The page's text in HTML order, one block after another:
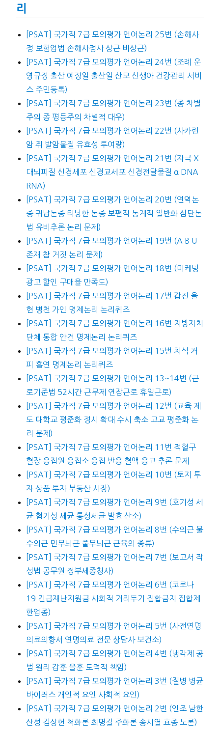
리
[PSAT] 국가직 7급 모의평가 언어논리 25번 (손해사
정 보험업법 손해사정사 상근 비상근)
[PSAT] 국가직 7급 모의평가 언어논리 24번 (조례 운
영규정 출산 예정일 출산일 산모 신생아 건강관리 서비
스 주민등록)
[PSAT] 국가직 7급 모의평가 언어논리 23번 (종 차별
주의 종 평등주의 차별적 대우)
[PSAT] 국가직 7급 모의평가 언어논리 22번 (사카린
암 쥐 발암물질 유효성 투여량)
[PSAT] 국가직 7급 모의평가 언어논리 21번 (자극 X
대뇌피질 신경세포 신경교세포 신경전달물질 α DNA
RNA)
[PSAT] 국가직 7급 모의평가 언어논리 20번 (연역논
증 귀납논증 타당한 논증 보편적 통계적 일반화 삼단논
법 유비추론 논리 문제)
[PSAT] 국가직 7급 모의평가 언어논리 19번 (A B U
존재 참 거짓 논리 문제)
[PSAT] 국가직 7급 모의평가 언어논리 18번 (마케팅
광고 할인 구매율 만족도)
[PSAT] 국가직 7급 모의평가 언어논리 17번 갑진 을
현 병천 가인 명제논리 논리퀴즈
[PSAT] 국가직 7급 모의평가 언어논리 16번 지방자치
단체 통합 안건 명제논리 논리퀴즈
[PSAT] 국가직 7급 모의평가 언어논리 15번 치석 커
피 흡연 명제논리 논리퀴즈
[PSAT] 국가직 7급 모의평가 언어논리 13~14번 (근
로기준법 52시간 근무제 연장근로 휴일근로)
[PSAT] 국가직 7급 모의평가 언어논리 12번 (교육 제
도 대학교 평준화 정시 확대 수시 축소 고교 평준화 논
리 문제)
[PSAT] 국가직 7급 모의평가 언어논리 11번 적혈구
혈장 응집원 응집소 응집 반응 혈액 응고 추론 문제
[PSAT] 국가직 7급 모의평가 언어논리 10번 (토지 투
자 상품 투자 부동산 시장)
[PSAT] 국가직 7급 모의평가 언어논리 9번 (호기성 세
균 혐기성 세균 통성세균 발효 산소)
[PSAT] 국가직 7급 모의평가 언어논리 8번 (수의근 불
수의근 민무늬근 줄무늬근 근육의 종류)
[PSAT] 국가직 7급 모의평가 언어논리 7번 (보고서 작
성법 공무원 정부세종청사)
[PSAT] 국가직 7급 모의평가 언어논리 6번 (코로나
19 긴급재난지원금 사회적 거리두기 집합금지 집합제
한업종)
[PSAT] 국가직 7급 모의평가 언어논리 5번 (사전연명
의료의향서 연명의료 전문 상담사 보건소)
[PSAT] 국가직 7급 모의평가 언어논리 4번 (냉각제 공
범 원리 갑훈 을훈 도덕적 책임)
[PSAT] 국가직 7급 모의평가 언어논리 3번 (질병 병균
바이러스 개인적 요인 사회적 요인)
[PSAT] 국가직 7급 모의평가 언어논리 2번 (인조 남한
산성 김상헌 척화론 최명길 주화론 송시열 효종 노론)